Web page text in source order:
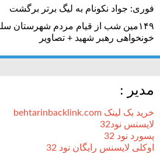
فوری: جواد نکونام به لیگ برتر برگشت
۱۴۹مین شب از قیام مردم شهرستان
خونخواهی رهبر شهید + تصاویر
مدیر :
خرید بک لینک behtarinbacklink.com
لایسنس نود32
پسورد نود 32
اوکلی لایسنس رایگان نود 32